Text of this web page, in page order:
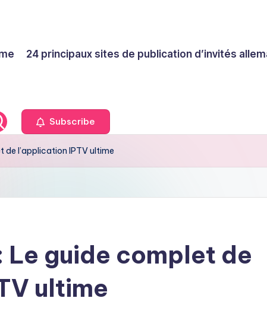
24 principaux sites de publication d’invités
Subscribe
de l’application IPTV ultime
Le guide complet de
ultime